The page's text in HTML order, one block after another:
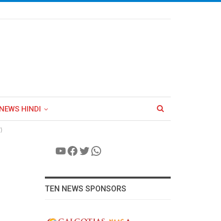
HINDI
YouTube
Facebook
Twitter
WhatsApp
TEN NEWS SPONSORS